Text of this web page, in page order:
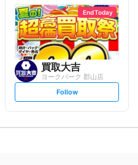
l
o
w
End Today
買取大吉
ヨークパーク 郡山店
s
t
Follow